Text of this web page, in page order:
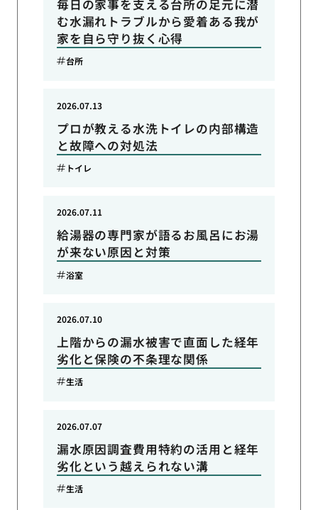
毎日の家事を支える台所の足元に潜
む水漏れトラブルから愛着ある我が
家を自ら守り抜く心得
台所
プロが教える水洗トイレの内部構造
と故障への対処法
2026.07.13
トイレ
給湯器の専門家が語るお風呂にお湯
が来ない原因と対策
2026.07.11
浴室
上階からの漏水被害で直面した経年
劣化と保険の不条理な関係
2026.07.10
生活
漏水原因調査費用特約の活用と経年
劣化という越えられない溝
2026.07.07
生活